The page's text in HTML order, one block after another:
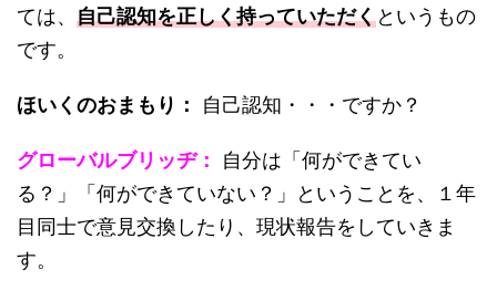
ては、 自己認知を正しく持っていただくというもの
です。
ほいくのおまもり： 自己認知・・・ですか？
グローバルブリッヂ：
自分は「何ができてい
る？」「何ができていない？」ということを、１年
目同士で意見交換したり、現状報告をしていきま
す。